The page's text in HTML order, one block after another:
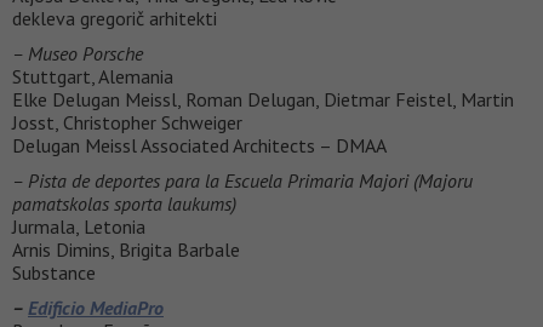
dekleva gregorič arhitekti
– Museo Porsche
Stuttgart, Alemania
Elke Delugan Meissl, Roman Delugan, Dietmar Feistel, Martin
Josst, Christopher Schweiger
Delugan Meissl Associated Architects – DMAA
– Pista de deportes para la Escuela Primaria Majori (Majoru
pamatskolas sporta laukums)
Jurmala, Letonia
Arnis Dimins, Brigita Barbale
Substance
– Edificio MediaPro